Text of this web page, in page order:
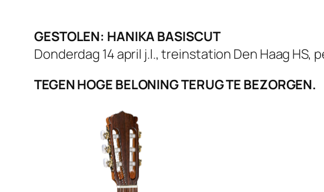
GESTOLEN: HANIKA BASISCUT
Donderdag 14 april j.l., treinstation Den Haag HS,
TEGEN HOGE BELONING TERUG TE BEZORGEN.